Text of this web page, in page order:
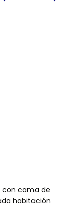
cama de
habitación